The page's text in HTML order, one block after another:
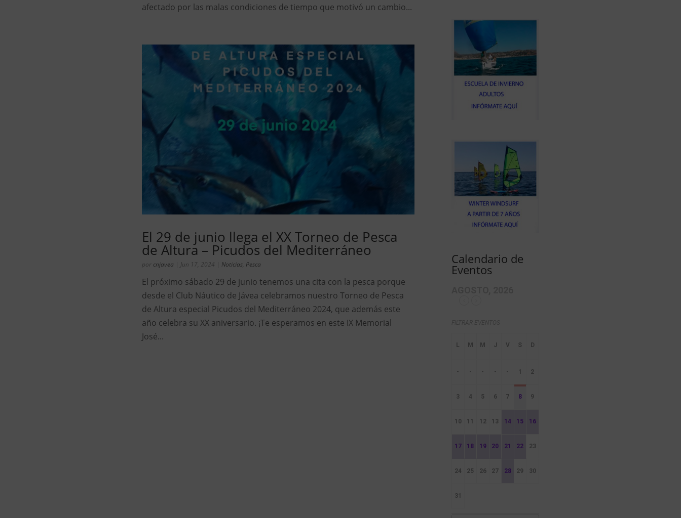
afectado por las malas condiciones de tiempo que motivó un cambio...
El 29 de junio llega el XX Torneo de Pesca
de Altura – Picudos del Mediterráneo
por cnjavea | Jun 17, 2024 | Noticias Pesca
El próximo sábado 29 de junio tenemos una cita con la pesca porque
desde el Club Náutico de Jávea celebramos nuestro Torneo de Pesca
de Altura especial Picudos del Mediterráneo 2024, que además este
año celebra su XX aniversario. ¡Te esperamos en este IX Memorial
José...
Calendario de
Eventos
- - - - - 1 2
3 4 5 6 7 8 9
10 11 12 13 14 15 16
17 18 19 20 21 22 23
24 25 26 27 28 29 30
31